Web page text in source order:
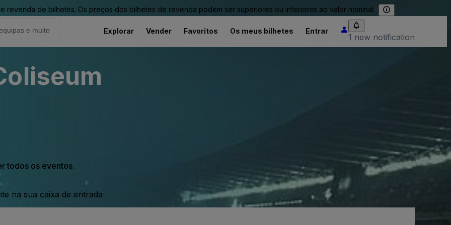
revenda de bilhetes. Os preços dos bilhetes de revenda podem ser superiores ou inferiores ao valor nominal.
Explorar Vender Favoritos Os meus bilhetes Entrar
1 new notification
todos os eventos.
na sua caixa de entrada